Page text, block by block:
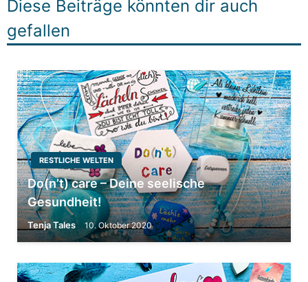
Diese Beiträge könnten dir auch
gefallen
RESTLICHE WELTEN
Do(n’t) care – Deine seelische
Gesundheit!
Tenja Tales 10. Oktober 2020